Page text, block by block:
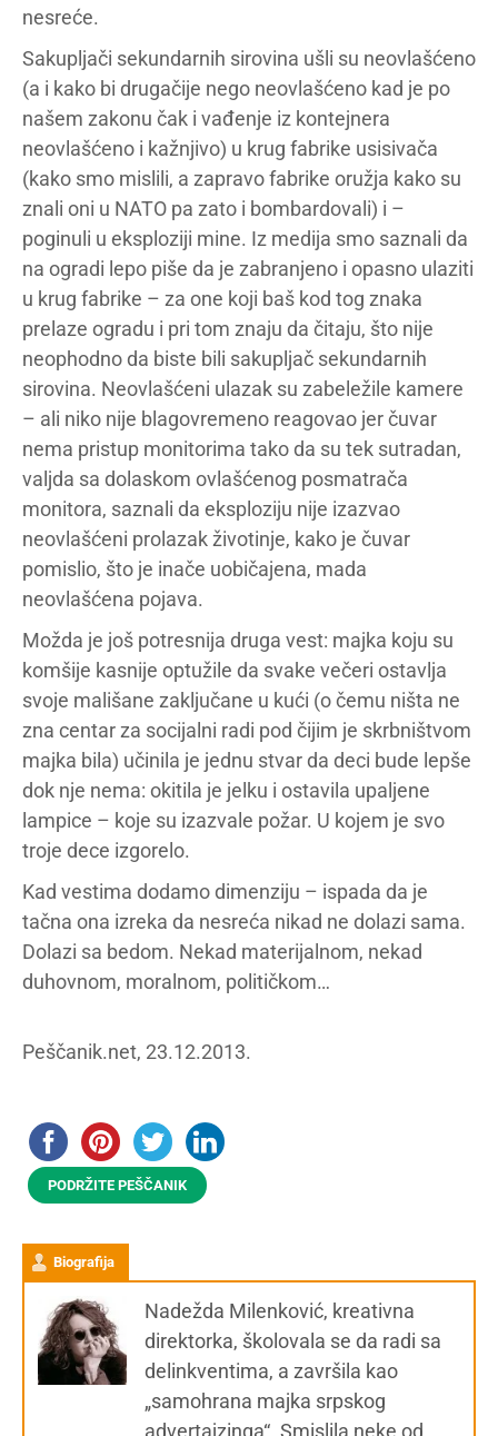
nesreće.
Sakupljači sekundarnih sirovina ušli su neovlašćeno
(a i kako bi drugačije nego neovlašćeno kad je po
našem zakonu čak i vađenje iz kontejnera
neovlašćeno i kažnjivo) u krug fabrike usisivača
(kako smo mislili, a zapravo fabrike oružja kako su
znali oni u NATO pa zato i bombardovali) i –
poginuli u eksploziji mine. Iz medija smo saznali da
na ogradi lepo piše da je zabranjeno i opasno ulaziti
u krug fabrike – za one koji baš kod tog znaka
prelaze ogradu i pri tom znaju da čitaju, što nije
neophodno da biste bili sakupljač sekundarnih
sirovina. Neovlašćeni ulazak su zabeležile kamere
– ali niko nije blagovremeno reagovao jer čuvar
nema pristup monitorima tako da su tek sutradan,
valjda sa dolaskom ovlašćenog posmatrača
monitora, saznali da eksploziju nije izazvao
neovlašćeni prolazak životinje, kako je čuvar
pomislio, što je inače uobičajena, mada
neovlašćena pojava.
Možda je još potresnija druga vest: majka koju su
komšije kasnije optužile da svake večeri ostavlja
svoje mališane zaključane u kući (o čemu ništa ne
zna centar za socijalni radi pod čijim je skrbništvom
majka bila) učinila je jednu stvar da deci bude lepše
dok nje nema: okitila je jelku i ostavila upaljene
lampice – koje su izazvale požar. U kojem je svo
troje dece izgorelo.
Kad vestima dodamo dimenziju – ispada da je
tačna ona izreka da nesreća nikad ne dolazi sama.
Dolazi sa bedom. Nekad materijalnom, nekad
duhovnom, moralnom, političkom…
Peščanik.net, 23.12.2013.
PODRŽITE PEŠČANIK
Biografija
Nadežda Milenković, kreativna
direktorka, školovala se da radi sa
delinkventima, a završila kao
„samohrana majka srpskog
advertajzinga“. Smislila neke od